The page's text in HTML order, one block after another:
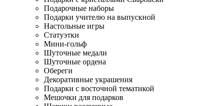
Подарочные наборы
Подарки учителю на выпускной
Настольные игры
Статуэтки
Мини-гольф
Шуточные медали
Шуточные ордена
Обереги
Декоративные украшения
Подарки с восточной тематикой
Мешочки для подарков